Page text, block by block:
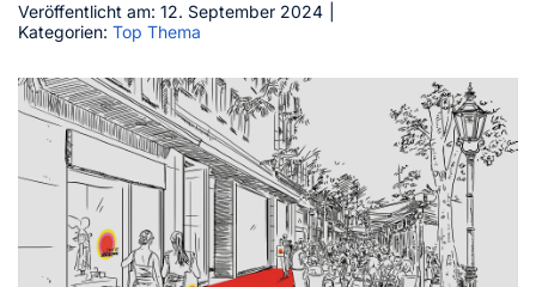
Mediathek
Kontakt
Veröffentlicht am: 12. September 2024
Kategorien: Top Thema